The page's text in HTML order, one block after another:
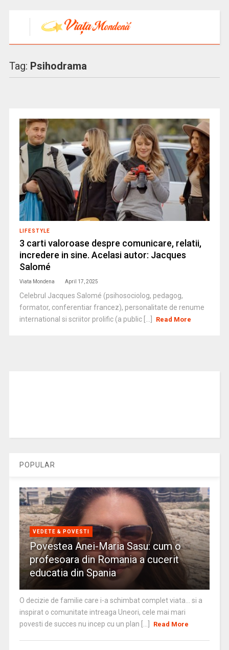
Tag: Psihodrama
LIFESTYLE
3 carti valoroase despre comunicare, relatii,
incredere in sine. Acelasi autor: Jacques
Salomé
Viata Mondena April 17, 2025
Celebrul Jacques Salomé (psihosociolog, pedagog,
formator, conferentiar francez), personalitate de renume
international si scriitor prolific (a public [...]
Read More
POPULAR
VEDETE & POVESTI
Povestea Anei-Maria Sasu: cum o
profesoara din Romania a cucerit
educatia din Spania
O decizie de familie care i-a schimbat complet viata… si a
inspirat o comunitate intreaga Uneori, cele mai mari
povesti de succes nu incep cu un plan [...]
Read More